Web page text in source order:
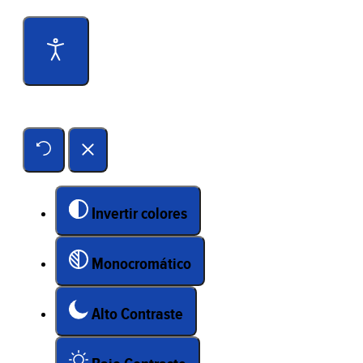
Invertir colores
Monocromático
Alto Contraste